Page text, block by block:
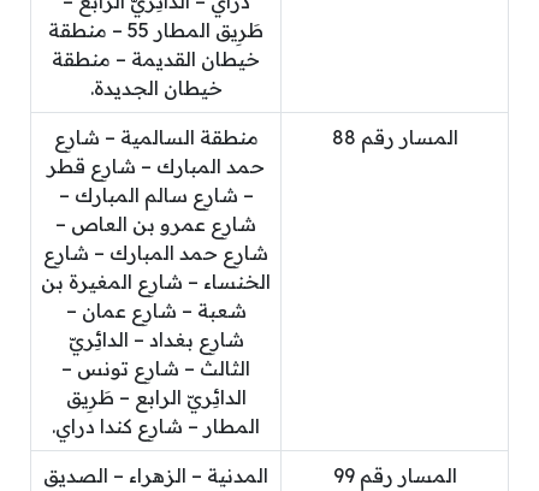
طَرِيق المطار 55 – منطقة
خيطان القديمة – منطقة
خيطان الجديدة.
المسار رقم 88
منطقة السالمية – شارِع
حمد المبارك – شارِع قطر
– شارِع سالم المبارك –
شارِع عمرو بن العاص –
شارِع حمد المبارك – شارِع
الخنساء – شارِع المغيرة بن
شعبة – شارِع عمان –
شارِع بغداد – الدائِريّ
الثالث – شارِع تونس –
الدائِريّ الرابع – طَرِيق
المطار – شارِع كندا دراي.
المسار رقم 99
المدنية – الزهراء – الصديق